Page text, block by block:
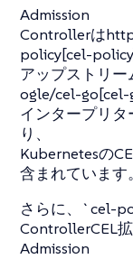
Admission
Controllerは
policy[cel-
アップストリ
ogle/cel-go[cel-
インタープリ
り、
Kubernetesの
含まれています
さらに、`cel-
ControllerCEL
Admission